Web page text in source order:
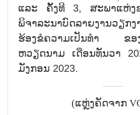
ແລະ ຄັ້ງທີ 3, ສະພາແຫ່ງ
ພິຈາລະນາບົດລາຍງານວຽກ
ຮ້ອງຂໍຄວາມເປັນທຳ ຂອງ
ຫວຽດນາມ ເດືອນທັນວາ
ມັງກອນ 2023.
(ແຫຼ່ງຄັດຈາກ